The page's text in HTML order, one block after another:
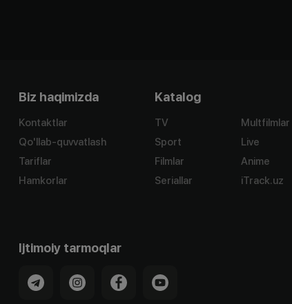
Biz haqimizda
Kontaktlar
Qo'llab-quvvatlash
Tariflar
Hamkorlar
Katalog
TV
Sport
Filmlar
Seriallar
Multfilmlar
Live
Anime
iTrack.uz
Ijtimoiy tarmoqlar